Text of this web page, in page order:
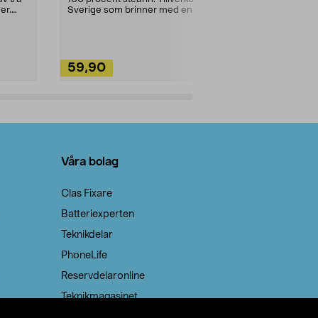
Sverige som brinner med en
59,90
Våra bolag
Clas Fixare
Batteriexperten
Teknikdelar
PhoneLife
Reservdelaronline
Teknikmagasinet